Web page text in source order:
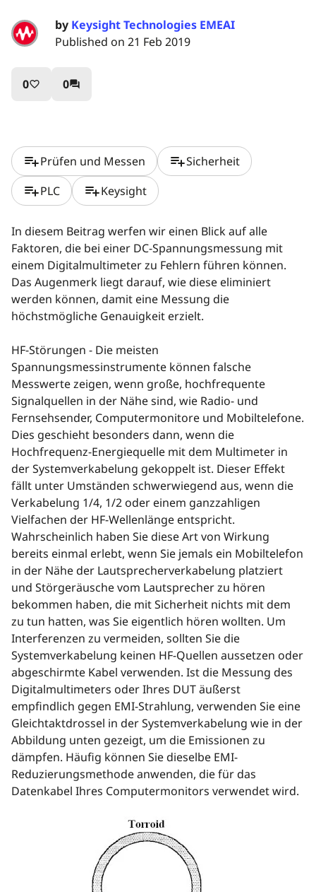
by Keysight Technologies EMEAI
Published on 21 Feb 2019
0favorite_border 0question_answer
playlist_addPrüfen und Messen playlist_addSicherheit
playlist_addPLC playlist_addKeysight
In diesem Beitrag werfen wir einen Blick auf alle
Faktoren, die bei einer DC-Spannungsmessung mit
einem Digitalmultimeter zu Fehlern führen können.
Das Augenmerk liegt darauf, wie diese eliminiert
werden können, damit eine Messung die
höchstmögliche Genauigkeit erzielt.
HF-Störungen - Die meisten
Spannungsmessinstrumente können falsche
Messwerte zeigen, wenn große, hochfrequente
Signalquellen in der Nähe sind, wie Radio- und
Fernsehsender, Computermonitore und Mobiltelefone.
Dies geschieht besonders dann, wenn die
Hochfrequenz-Energiequelle mit dem Multimeter in
der Systemverkabelung gekoppelt ist. Dieser Effekt
fällt unter Umständen schwerwiegend aus, wenn die
Verkabelung 1/4, 1/2 oder einem ganzzahligen
Vielfachen der HF-Wellenlänge entspricht.
Wahrscheinlich haben Sie diese Art von Wirkung
bereits einmal erlebt, wenn Sie jemals ein Mobiltelefon
in der Nähe der Lautsprecherverkabelung platziert
und Störgeräusche vom Lautsprecher zu hören
bekommen haben, die mit Sicherheit nichts mit dem
zu tun hatten, was Sie eigentlich hören wollten. Um
Interferenzen zu vermeiden, sollten Sie die
Systemverkabelung keinen HF-Quellen aussetzen oder
abgeschirmte Kabel verwenden. Ist die Messung des
Digitalmultimeters oder Ihres DUT äußerst
empfindlich gegen EMI-Strahlung, verwenden Sie eine
Gleichtaktdrossel in der Systemverkabelung wie in der
Abbildung unten gezeigt, um die Emissionen zu
dämpfen. Häufig können Sie dieselbe EMI-
Reduzierungsmethode anwenden, die für das
Datenkabel Ihres Computermonitors verwendet wird.